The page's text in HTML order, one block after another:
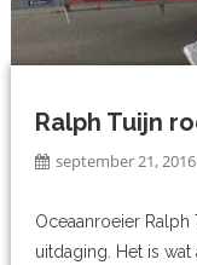
Ralph Tuijn
september 21, 2016
Oceaanroeier
uitdaging. Het is